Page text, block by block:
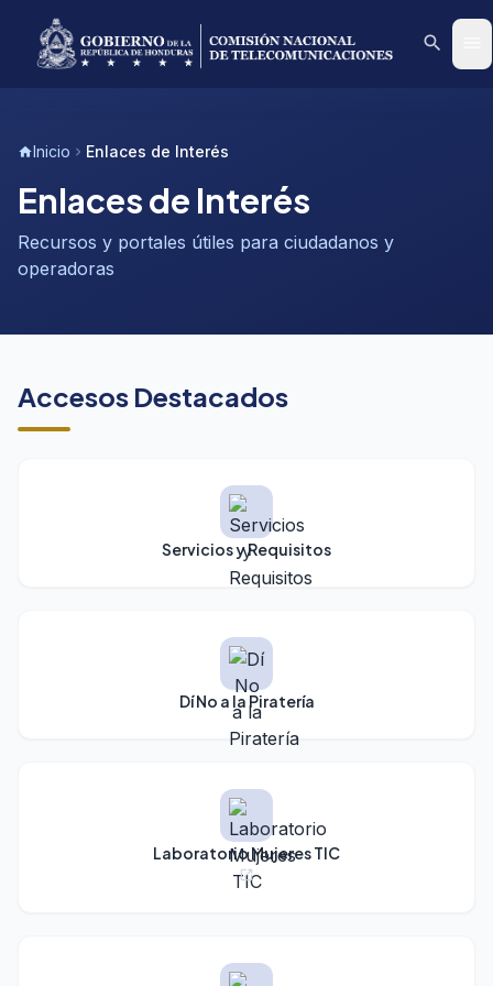
search
homeInicio chevron_right Enlaces de Interés
Enlaces de Interés
Recursos y portales útiles para ciudadanos y
operadoras
Accesos Destacados
Servicios y Requisitos
Dí No a la Piratería
Laboratorio Mujeres TIC
open_in_new